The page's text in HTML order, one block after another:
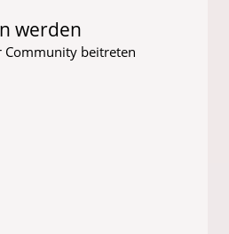
werden
Community beitreten